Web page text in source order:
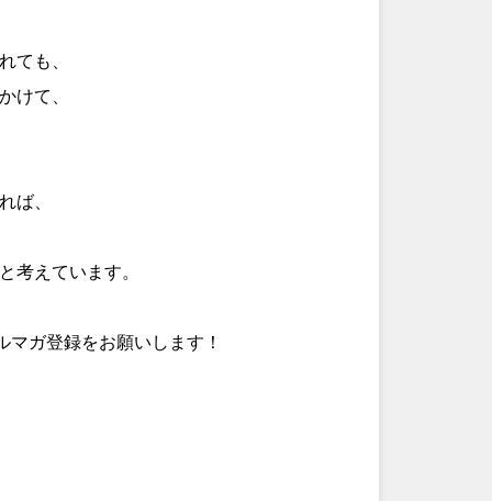
ても、
けて、
ば、
考えています。
ガ登録をお願いします！